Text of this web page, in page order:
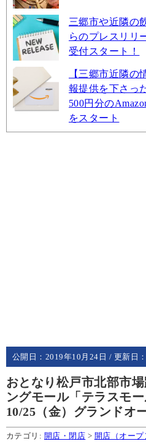
三郷市や近隣の
らのプレスリリ
受付スタート！
【三郷市近隣の
報提供を下さっ
500円分の
をスタート
公開日： 2019年10月24日 / 更新日：
おとなり松戸市北部市
ングモール「テラスモ
10/25（金）グランドオ
カテゴリ: 開店・閉店 > 開店（オープ